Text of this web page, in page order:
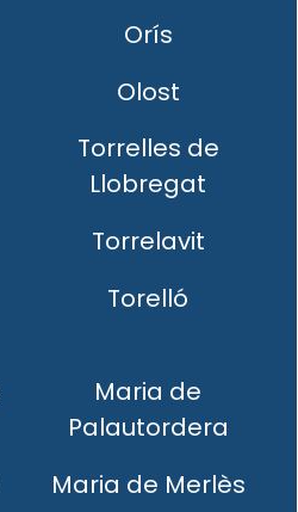
Orís
Olost
Torrelles de
Llobregat
Torrelavit
Torelló
Maria de
Palautordera
Maria de Merlès